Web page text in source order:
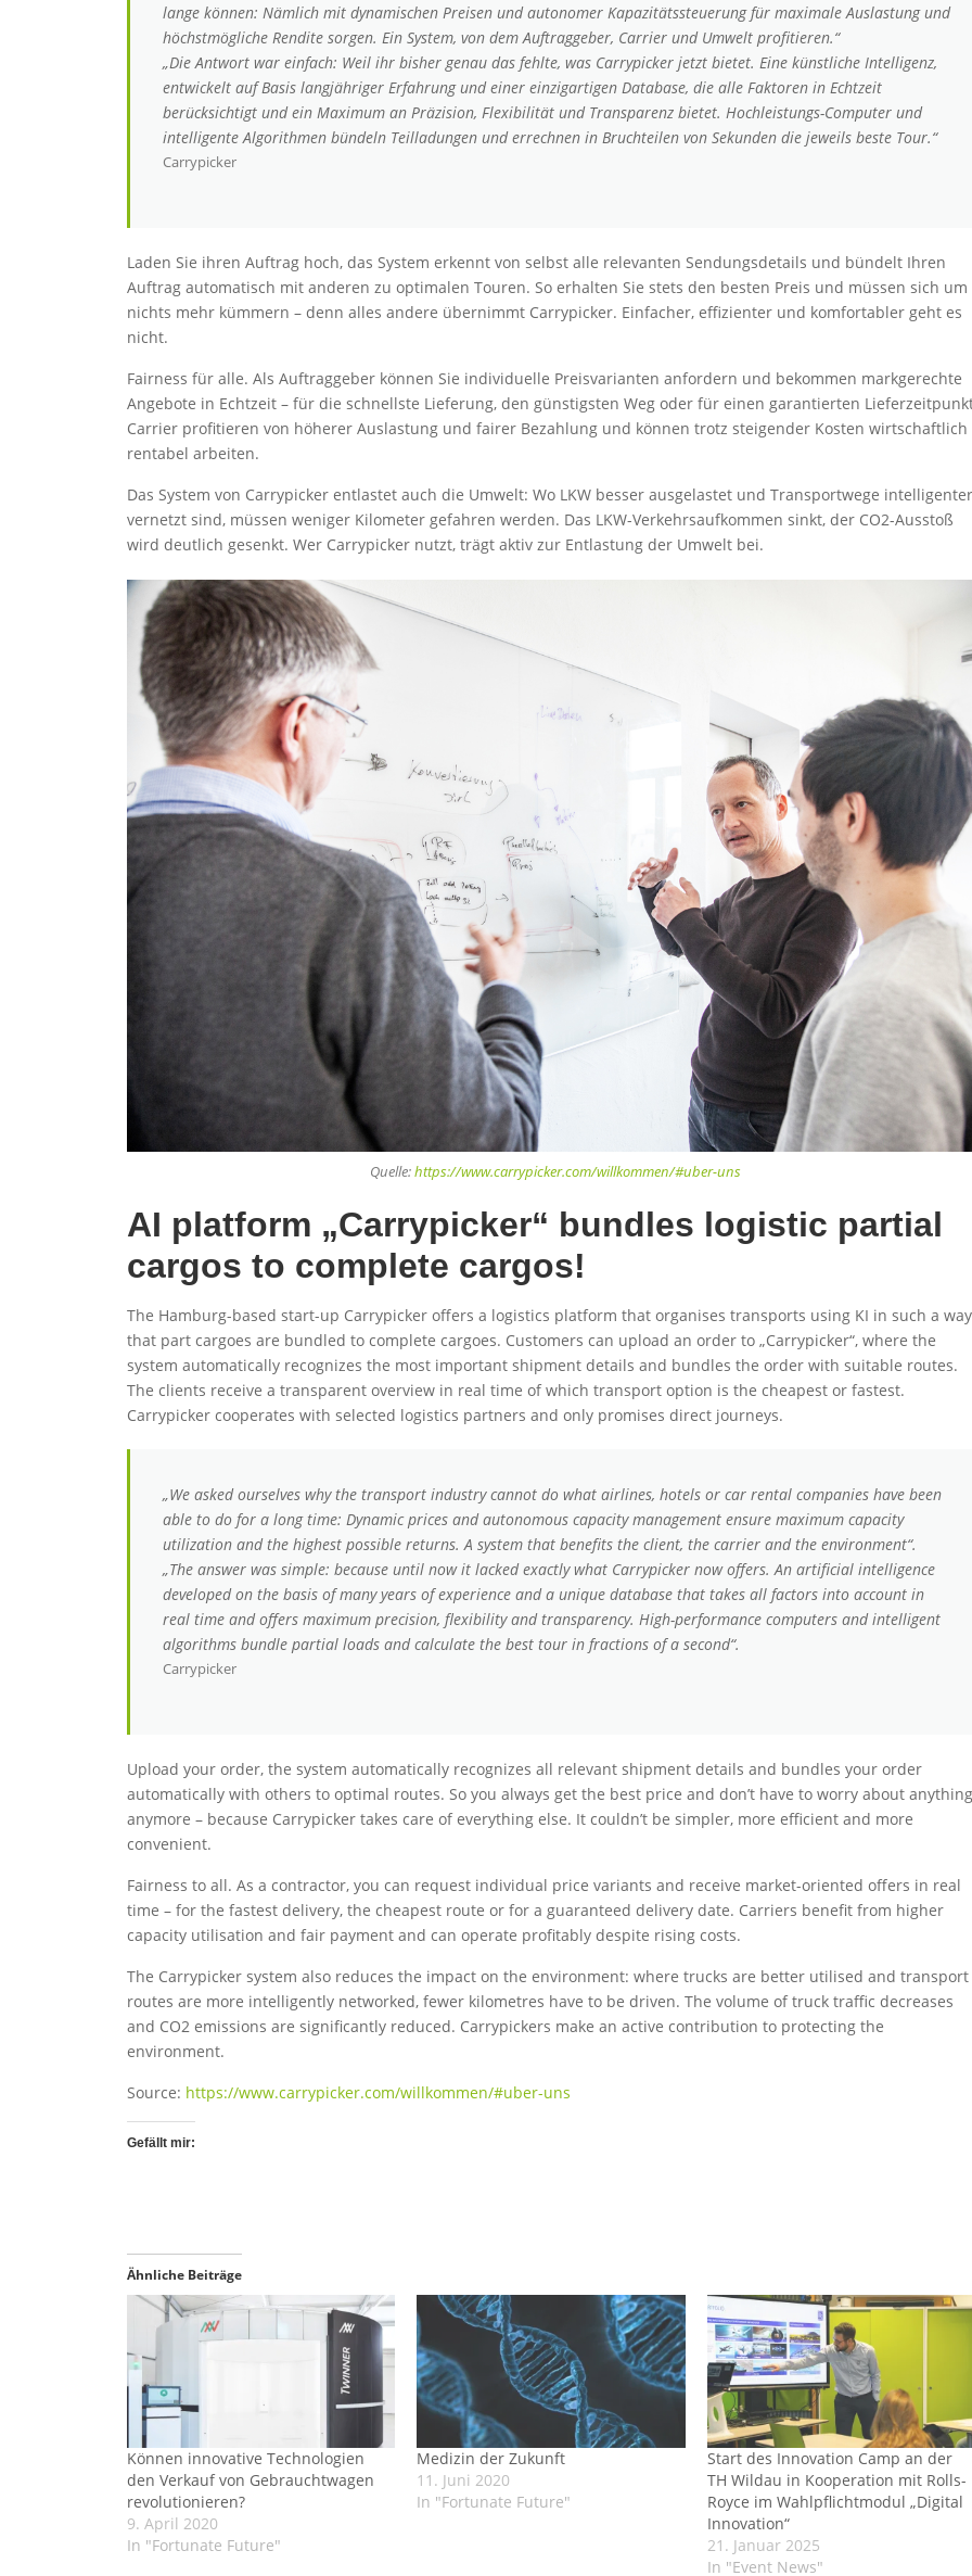
lange können: Nämlich mit dynamischen Preisen und autonomer Kapazitätssteuerung für maximale Auslastung und
höchstmögliche Rendite sorgen. Ein System, von dem Auftraggeber, Carrier und Umwelt profitieren.“
„Die Antwort war einfach: Weil ihr bisher genau das fehlte, was Carrypicker jetzt bietet. Eine künstliche Intelligenz,
entwickelt auf Basis langjähriger Erfahrung und einer einzigartigen Database, die alle Faktoren in Echtzeit
berücksichtigt und ein Maximum an Präzision, Flexibilität und Transparenz bietet. Hochleistungs-Computer und
intelligente Algorithmen bündeln Teilladungen und errechnen in Bruchteilen von Sekunden die jeweils beste Tour.“
Carrypicker
Laden Sie ihren Auftrag hoch, das System erkennt von selbst alle relevanten Sendungsdetails und bündelt Ihren
Auftrag automatisch mit anderen zu optimalen Touren. So erhalten Sie stets den besten Preis und müssen sich um
nichts mehr kümmern – denn alles andere übernimmt Carrypicker. Einfacher, effizienter und komfortabler geht es
nicht.
Fairness für alle. Als Auftraggeber können Sie individuelle Preisvarianten anfordern und bekommen markgerechte
Angebote in Echtzeit – für die schnellste Lieferung, den günstigsten Weg oder für einen garantierten
Carrier profitieren von höherer Auslastung und fairer Bezahlung und können trotz steigender Kosten wirtschaftlich
rentabel arbeiten.
Das System von Carrypicker entlastet auch die Umwelt: Wo LKW besser ausgelastet und Transportwege intelligenter
vernetzt sind, müssen weniger Kilometer gefahren werden. Das LKW-Verkehrsaufkommen sinkt, der CO2-Ausstoß
wird deutlich gesenkt. Wer Carrypicker nutzt, trägt aktiv zur Entlastung der Umwelt bei.
Quelle:https://www.carrypicker.com/willkommen/#uber-uns
AI platform „Carrypicker“ bundles logistic partial
cargos to complete cargos!
The Hamburg-based start-up Carrypicker offers a logistics platform that organises transports using KI in such a way
that part cargoes are bundled to complete cargoes. Customers can upload an order to „Carrypicker“, where the
system automatically recognizes the most important shipment details and bundles the order with suitable routes.
The clients receive a transparent overview in real time of which transport option is the cheapest or fastest.
Carrypicker cooperates with selected logistics partners and only promises direct journeys.
„We asked ourselves why the transport industry cannot do what airlines, hotels or car rental companies have been
able to do for a long time: Dynamic prices and autonomous capacity management ensure maximum capacity
utilization and the highest possible returns. A system that benefits the client, the carrier and the environment“.
„The answer was simple: because until now it lacked exactly what Carrypicker now offers. An artificial intelligence
developed on the basis of many years of experience and a unique database that takes all factors into account in
real time and offers maximum precision, flexibility and transparency. High-performance computers and intelligent
algorithms bundle partial loads and calculate the best tour in fractions of a second“.
Carrypicker
Upload your order, the system automatically recognizes all relevant shipment details and bundles your order
automatically with others to optimal routes. So you always get the best price and don’t have to worry about anything
anymore – because Carrypicker takes care of everything else. It couldn’t be simpler, more efficient and more
convenient.
Fairness to all. As a contractor, you can request individual price variants and receive market-oriented offers in real
time – for the fastest delivery, the cheapest route or for a guaranteed delivery date. Carriers benefit from higher
capacity utilisation and fair payment and can operate profitably despite rising costs.
The Carrypicker system also reduces the impact on the environment: where trucks are better utilised and transport
routes are more intelligently networked, fewer kilometres have to be driven. The volume of truck traffic decreases
and CO2 emissions are significantly reduced. Carrypickers make an active contribution to protecting the
environment.
Source: https://www.carrypicker.com/willkommen/#uber-uns
Gefällt mir:
Ähnliche Beiträge
Können innovative Technologien
den Verkauf von Gebrauchtwagen
revolutionieren?
9. April 2020
In "Fortunate Future"
Medizin der Zukunft
11. Juni 2020
In "Fortunate Future"
Start des Innovation Camp an der
TH Wildau in Kooperation mit Rolls-
Royce im Wahlpflichtmodul „Digital
Innovation“
21. Januar 2025
In "Event News"